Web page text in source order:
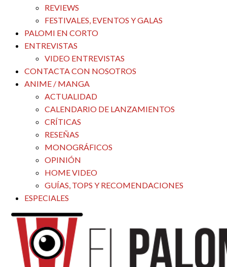
REVIEWS
FESTIVALES, EVENTOS Y GALAS
PALOMI EN CORTO
ENTREVISTAS
VIDEO ENTREVISTAS
CONTACTA CON NOSOTROS
ANIME / MANGA
ACTUALIDAD
CALENDARIO DE LANZAMIENTOS
CRÍTICAS
RESEÑAS
MONOGRÁFICOS
OPINIÓN
HOME VIDEO
GUÍAS, TOPS Y RECOMENDACIONES
ESPECIALES